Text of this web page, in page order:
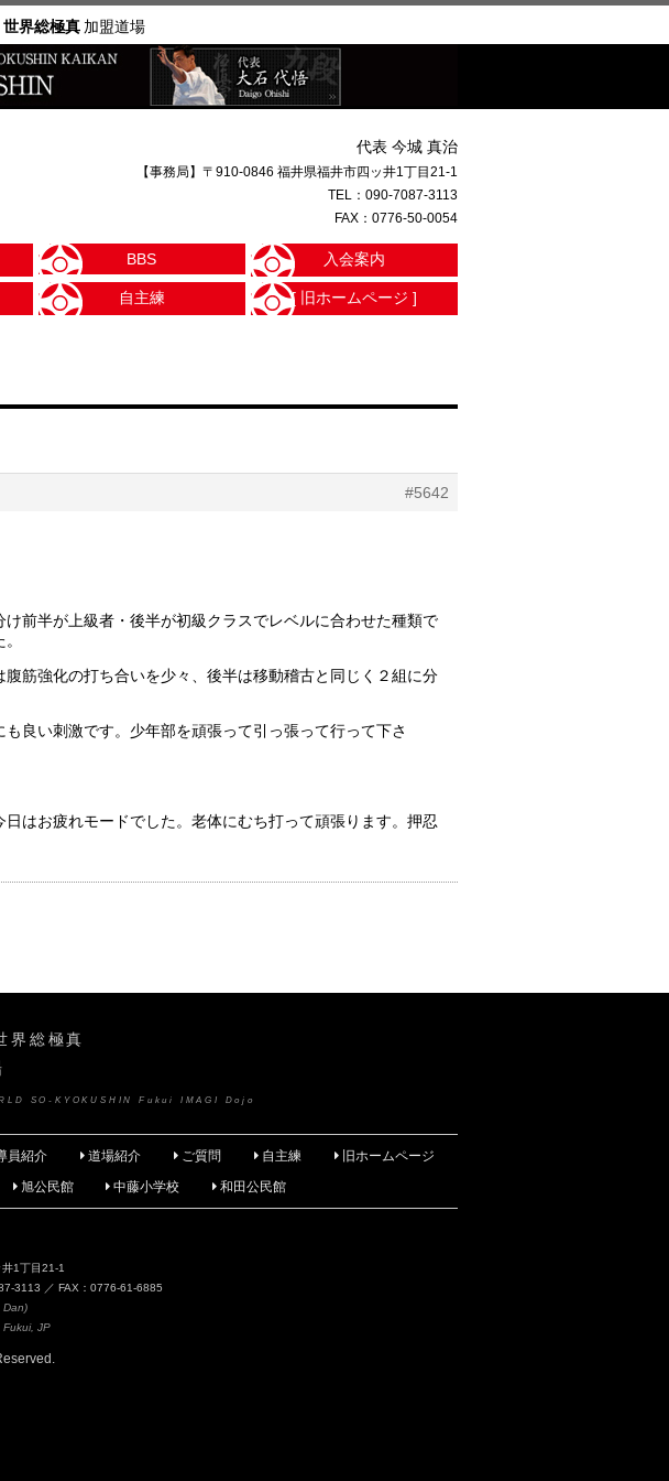
界総極真 加盟道場
代表 今城 真治
【事務局】〒910-0846 福井県福井市四ッ井1丁目21-1
TEL： 090-7087-3113
FAX：0776-50-0054
BBS 入会案内
自主練 [ 旧ホームページ ]
#5642
前半が上級者・後半が初級クラスでレベルに合わせた種類で
筋強化の打ち合いを少々、後半は移動稽古と同じく２組に分
良い刺激です。少年部を頑張って引っ張って行って下さ
はお疲れモードでした。老体にむち打って頑張ります。押忍
界総極真
SO-KYOKUSHIN Fukui IMAGI Dojo
員紹介 道場紹介 ご質問 自主練
旧ホームページ
旭公民館 中藤小学校 和田公民館
井1丁目21-1
3113 ／ FAX：0776-61-6885
Dan)
Fukui, JP